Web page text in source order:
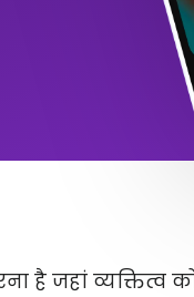
जहां व्यक्तित्व